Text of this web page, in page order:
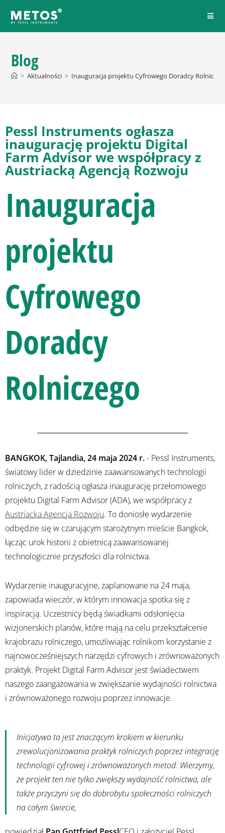
Blog
> Aktualności > Inauguracja projektu Cyfrowego Doradcy
Pessl Instruments ogłasza
inaugurację projektu Digital
Farm Advisor we współpracy z
Austriacką Agencją Rozwoju
Inauguracja
projektu
Cyfrowego
Doradcy
Rolniczego
BANGKOK, Tajlandia, 24 maja 2024 r.- Pessl Instruments,
światowy lider w dziedzinie zaawansowanych technologii
rolniczych, z radością ogłasza inaugurację przełomowego
projektu Digital Farm Advisor (ADA), we współpracy z
Austriacka Agencja Rozwoju. To doniosłe wydarzenie
odbędzie się w czarującym starożytnym mieście Bangkok,
łącząc urok historii z obietnicą zaawansowanej
technologicznie przyszłości dla rolnictwa.
Wydarzenie inauguracyjne, zaplanowane na 24 maja,
zapowiada wieczór, w którym innowacja spotka się z
inspiracją. Uczestnicy będą świadkami odsłonięcia
wizjonerskich planów, które mają na celu przekształcenie
krajobrazu rolniczego, umożliwiając rolnikom korzystanie z
najnowocześniejszych narzędzi cyfrowych i zrównoważonych
praktyk. Projekt Digital Farm Advisor jest świadectwem
naszego zaangażowania w zwiększanie wydajności rolnictwa
i zrównoważonego rozwoju poprzez innowacje.
Inicjatywa ta jest znaczącym krokiem w kierunku
zrewolucjonizowania praktyk rolniczych poprzez integrację
technologii cyfrowej i zrównoważonych metod. Wierzymy,
że projekt ten nie tylko zwiększy wydajność rolnictwa, ale
także przyczyni się do dobrobytu społeczności rolniczych
na całym świecie,